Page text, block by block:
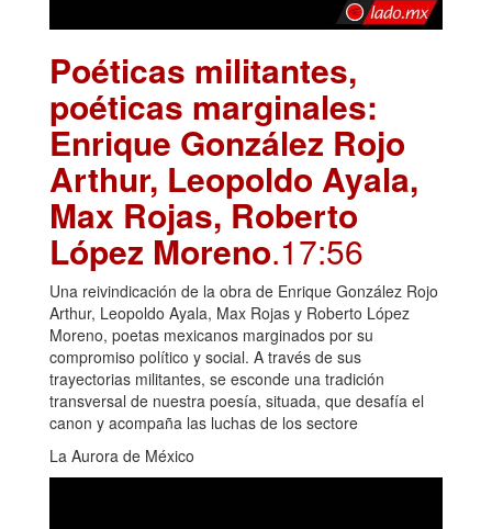
Poéticas militantes,
poéticas marginales:
Enrique González Rojo
Arthur, Leopoldo Ayala,
Max Rojas, Roberto
López Moreno.17:56
Una reivindicación de la obra de Enrique González Rojo
Arthur, Leopoldo Ayala, Max Rojas y Roberto López
Moreno, poetas mexicanos marginados por su
compromiso político y social. A través de sus
trayectorias militantes, se esconde una tradición
transversal de nuestra poesía, situada, que desafía el
canon y acompaña las luchas de los sectore
La Aurora de México